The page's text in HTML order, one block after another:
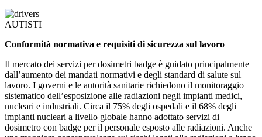
AUTISTI
Conformità normativa e requisiti di sicurezza sul lavoro
Il mercato dei servizi per dosimetri badge è guidato principalmente
dall’aumento dei mandati normativi e degli standard di salute sul
lavoro. I governi e le autorità sanitarie richiedono il monitoraggio
sistematico dell’esposizione alle radiazioni negli impianti medici,
nucleari e industriali. Circa il 75% degli ospedali e il 68% degli
impianti nucleari a livello globale hanno adottato servizi di
dosimetro con badge per il personale esposto alle radiazioni. Anche